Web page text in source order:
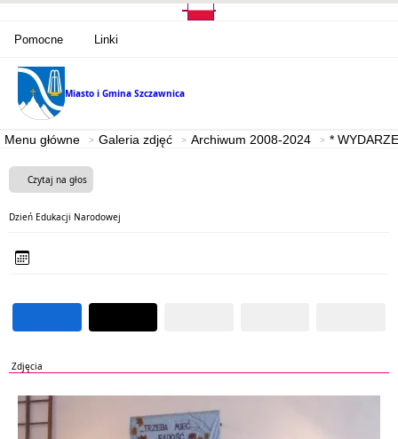
Pomocne Linki
Miasto i Gmina Szczawnica
Menu główne Galeria zdjęć Archiwum 2008-2024 *
Czytaj na głos
Dzień Edukacji Narodowej
Zdjęcia